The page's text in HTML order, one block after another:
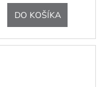
DO KOŠÍKA